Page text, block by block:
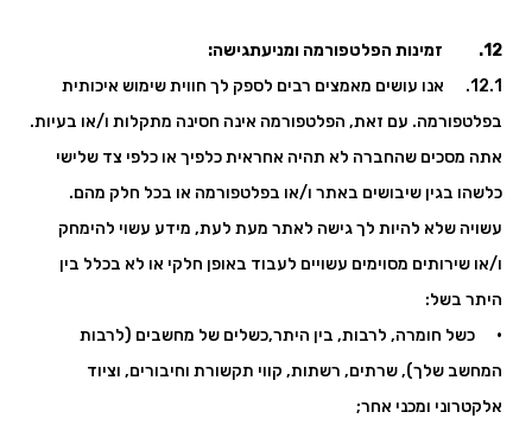
12. זמינות הפלטפורמה ומניעתגישה:
12.1. אנו עושים מאמצים רבים לספק לך חווית שימוש איכותית
בפלטפורמה. עם זאת, הפלטפורמה אינה חסינה מתקלות ו/או בעיות.
אתה מסכים שהחברה לא תהיה אחראית כלפיך או כלפי צד שלישי
כלשהו בגין שיבושים באתר ו/או בפלטפורמה או בכל חלק מהם.
עשויה שלא להיות לך גישה לאתר מעת לעת, מידע עשוי להימחק
ו/או שירותים מסוימים עשויים לעבוד באופן חלקי או לא בכלל בין
היתר בשל:
· כשל חומרה, לרבות, בין היתר,כשלים של מחשבים (לרבות
המחשב שלך), שרתים, רשתות, קווי תקשורת וחיבורים, וציוד
אלקטרוני ומכני אחר;